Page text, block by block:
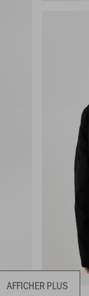
AFFICHER PLUS